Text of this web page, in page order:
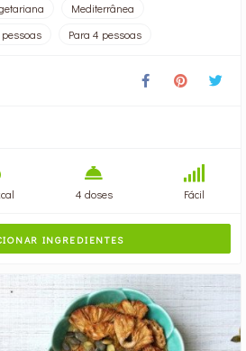
Mediterrânea
pessoas Para 4 pessoas
4 doses Fácil
INGREDIENTES